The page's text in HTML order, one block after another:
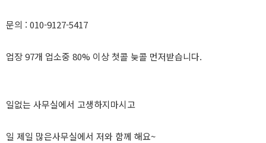
문의 : 010-9127-5417
업장 97개 업소중 80% 이상 첫콜 늦콜 먼저받습니다.
일없는 사무실에서 고생하지마시고
일 제일 많은사무실에서 저와 함께 해요~